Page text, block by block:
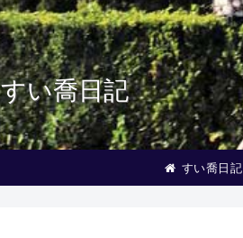
すい喬日記
すい喬日記